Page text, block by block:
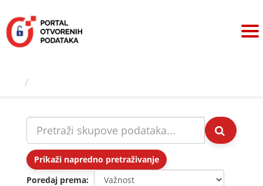
sadržaj
Prikaži napredno pretraživanje
Poredaj prema